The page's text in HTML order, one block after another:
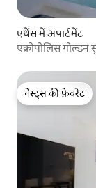
एथेंस में अपार्टमेंट
एक्रोपोलिस
गेस्ट्स की फ़ेवरेट
गेस्ट्स की फ़ेवरेट